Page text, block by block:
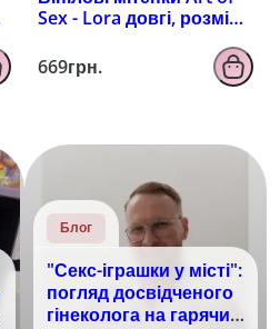
Sex - Lora довгі, розмір
ефектом голограми
669грн.
Блог
"Секс-іграшки у місті":
погляд досвідченого
гінеколога на гарячий